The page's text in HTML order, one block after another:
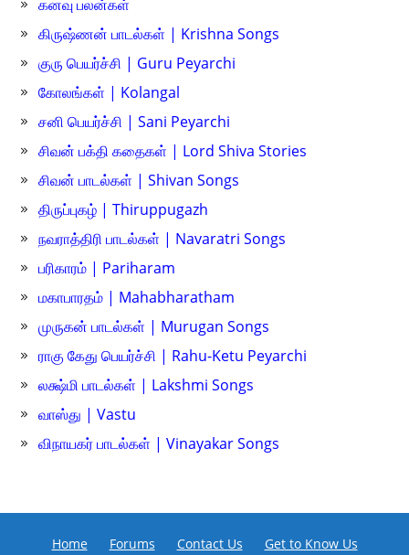
கனவு பலன்கள்
கிருஷ்ணன் பாடல்கள் | Krishna Songs
குரு பெயர்ச்சி | Guru Peyarchi
கோலங்கள் | Kolangal
சனி பெயர்ச்சி | Sani Peyarchi
சிவன் பக்தி கதைகள் | Lord Shiva Stories
சிவன் பாடல்கள் | Shivan Songs
திருப்புகழ் | Thiruppugazh
நவராத்திரி பாடல்கள் | Navaratri Songs
பரிகாரம் | Pariharam
மகாபாரதம் | Mahabharatham
முருகன் பாடல்கள் | Murugan Songs
ராகு கேது பெயர்ச்சி | Rahu-Ketu Peyarchi
லக்ஷ்மி பாடல்கள் | Lakshmi Songs
வாஸ்து | Vastu
விநாயகர் பாடல்கள் | Vinayakar Songs
Home Forums Contact Us Get to Know Us